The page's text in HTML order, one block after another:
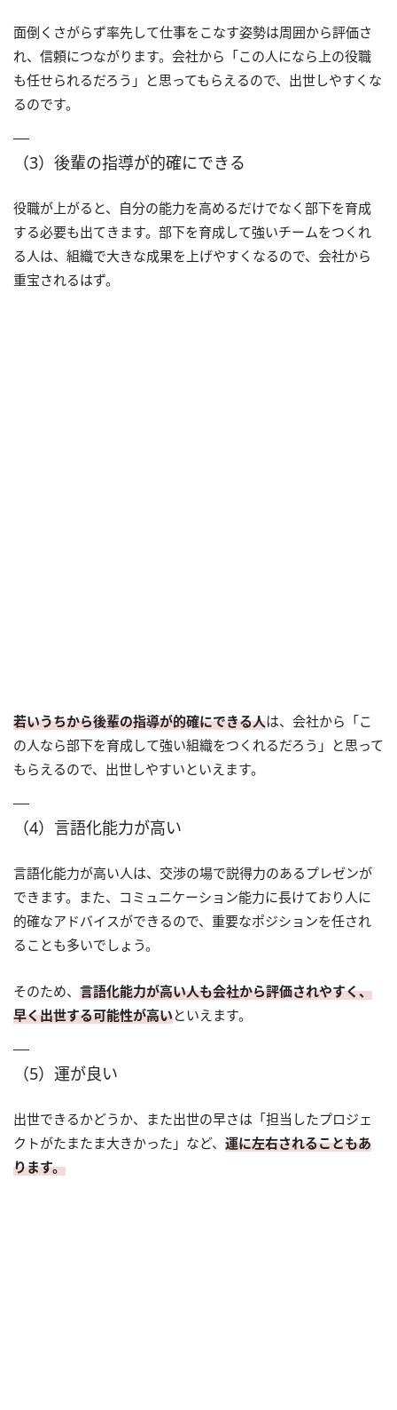
面倒くさがらず率先して仕事をこなす姿勢は周囲から評価さ
れ、信頼につながります。会社から「この人になら上の役職
も任せられるだろう」と思ってもらえるので、出世しやすくな
るのです。
（3）後輩の指導が的確にできる
役職が上がると、自分の能力を高めるだけでなく部下を育成
する必要も出てきます。部下を育成して強いチームをつくれ
る人は、組織で大きな成果を上げやすくなるので、会社から
重宝されるはず。
若いうちから後輩の指導が的確にできる人は、会社から「こ
の人なら部下を育成して強い組織をつくれるだろう」と思って
もらえるので、出世しやすいといえます。
（4）言語化能力が高い
言語化能力が高い人は、交渉の場で説得力のあるプレゼンが
できます。また、コミュニケーション能力に長けており人に
的確なアドバイスができるので、重要なポジションを任され
ることも多いでしょう。
そのため、 言語化能力が高い人も会社から評価されやすく、
早く出世する可能性が高いといえます。
（5）運が良い
出世できるかどうか、また出世の早さは「担当したプロジェ
クトがたまたま大きかった」など、 運に左右されることもあ
ります。